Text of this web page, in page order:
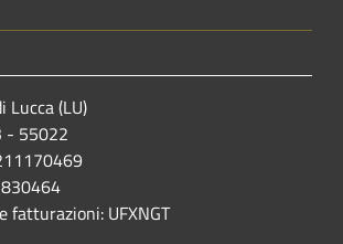
Lucca (LU)
- 55022
fatturazioni: UFXNGT